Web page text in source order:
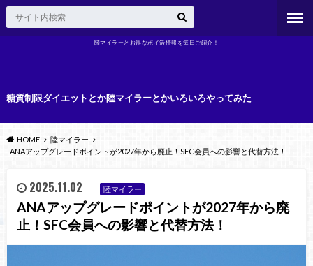
陸マイラーとお得なポイ活情報を毎日ご紹介！
糖質制限ダイエットとか陸マイラーとかいろいろやってみた
HOME
陸マイラー
ANAアップグレードポイントが2027年から廃止！SFC会員への影響と代替方法！
2025.11.02 陸マイラー
ANAアップグレードポイントが2027年から廃
止！SFC会員への影響と代替方法！